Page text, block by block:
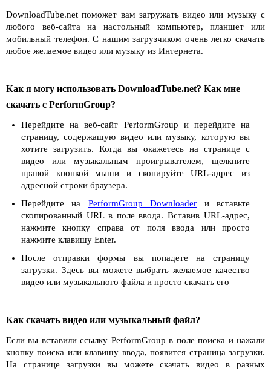
DownloadTube.net поможет вам загружать видео или музыку с
любого веб-сайта на настольный компьютер, планшет или
мобильный телефон. С нашим загрузчиком очень легко скачать
любое желаемое видео или музыку из Интернета.
Как я могу использовать DownloadTube.net? Как мне
скачать с PerformGroup?
Перейдите на веб-сайт PerformGroup и перейдите на
страницу, содержащую видео или музыку, которую вы
хотите загрузить. Когда вы окажетесь на странице с
видео или музыкальным проигрывателем, щелкните
правой кнопкой мыши и скопируйте URL-адрес из
адресной строки браузера.
Перейдите на PerformGroup Downloader и вставьте
скопированный URL в поле ввода. Вставив URL-адрес,
нажмите кнопку справа от поля ввода или просто
нажмите клавишу Enter.
После отправки формы вы попадете на страницу
загрузки. Здесь вы можете выбрать желаемое качество
видео или музыкального файла и просто скачать его
Как скачать видео или музыкальный файл?
Если вы вставили ссылку PerformGroup в поле поиска и нажали
кнопку поиска или клавишу ввода, появится страница загрузки.
На странице загрузки вы можете скачать видео в разных